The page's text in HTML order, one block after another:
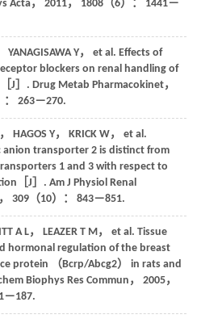
Acta， 2011， 1808（6）： 1441－
YANAGISAWA Y， et al. Effects of
blockers on renal handling of
J］. Drug Metab Pharmacokinet，
： 263－270.
HAGOS Y， KRICK W， et al.
anion transporter 2 is distinct from
1 and 3 with respect to
［J］. Am J Physiol Renal
309（10）： 843－851.
A L， LEAZER T M， et al. Tissue
hormonal regulation of the breast
protein （Bcrp/Abcg2） in rats and
Biophys Res Commun ， 2005，
－187.